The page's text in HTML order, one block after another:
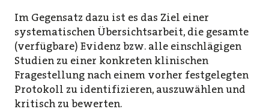
Im Gegensatz dazu ist es das Ziel einer
systematischen Übersichtsarbeit, die gesamte
(verfügbare) Evidenz bzw. alle einschlägigen
Studien zu einer konkreten klinischen
Fragestellung nach einem vorher festgelegten
Protokoll zu identifizieren, auszuwählen und
kritisch zu bewerten.